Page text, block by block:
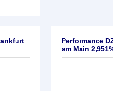
Performance
am Main